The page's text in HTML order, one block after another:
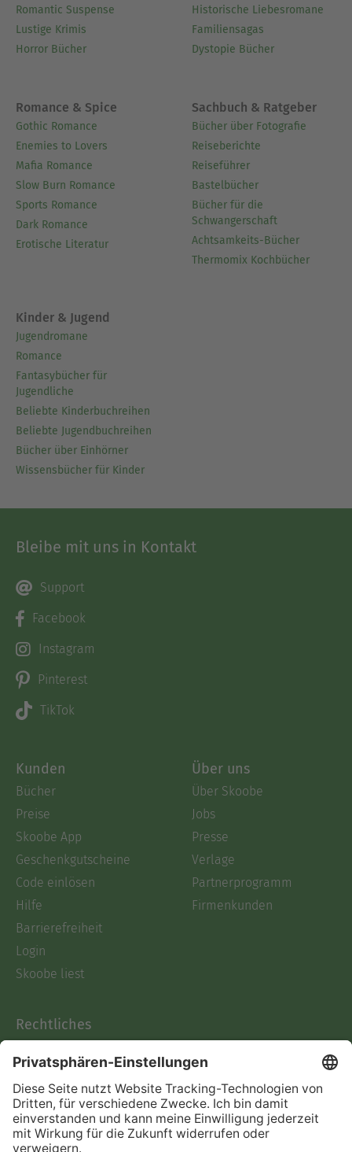
Romantic Suspense
Lustige Krimis
Horror Bücher
Historische Liebesromane
Familiensagas
Dystopie Bücher
Romance & Spice
Gothic Romance
Enemies to Lovers
Mafia Romance
Slow Burn Romance
Sports Romance
Dark Romance
Erotische Literatur
Sachbuch & Ratgeber
Bücher über Fotografie
Reiseberichte
Reiseführer
Bastelbücher
Bücher für die
Schwangerschaft
Achtsamkeits-Bücher
Thermomix Kochbücher
Kinder & Jugend
Jugendromane
Romance
Fantasybücher für
Jugendliche
Beliebte Kinderbuchreihen
Beliebte Jugendbuchreihen
Bücher über Einhörner
Wissensbücher für Kinder
Bleibe mit uns in Kontakt
Support
Facebook
Instagram
Pinterest
TikTok
Kunden
Bücher
Preise
Skoobe App
Geschenkgutscheine
Code einlösen
Hilfe
Barrierefreiheit
Login
Skoobe liest
Über uns
Über Skoobe
Jobs
Presse
Verlage
Partnerprogramm
Firmenkunden
Rechtliches
AGB
Informationen nach Data
Act
Verträge hier kündigen